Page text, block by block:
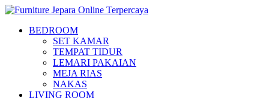
BEDROOM
SET KAMAR
TEMPAT TIDUR
LEMARI PAKAIAN
MEJA RIAS
NAKAS
LIVING ROOM